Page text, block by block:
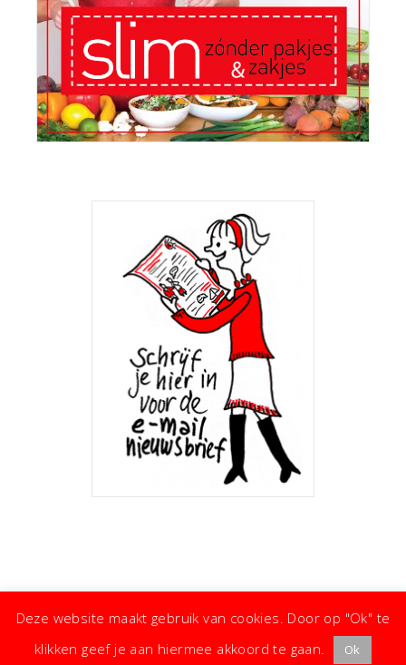
Deze website maakt gebruik van cookies. Door op "Ok" te
klikken geef je aan hiermee akkoord te gaan.
Ok